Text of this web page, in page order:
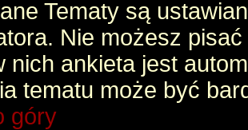
Tematy są
Nie możesz
nich ankieta jest
tematu może być
góry